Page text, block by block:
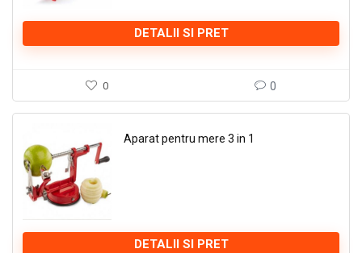
DETALII SI PRET
0 0
Aparat pentru mere 3 in 1
DETALII SI PRET